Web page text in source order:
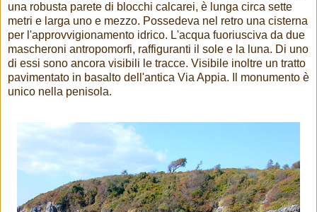
una robusta parete di blocchi calcarei, è lunga circa sette
metri e larga uno e mezzo. Possedeva nel retro una cisterna
per l'approvvigionamento idrico. L'acqua fuoriusciva da due
mascheroni antropomorfi, raffiguranti il sole e la luna. Di uno
di essi sono ancora visibili le tracce. Visibile inoltre un tratto
pavimentato in basalto dell'antica Via Appia. Il monumento è
unico nella penisola.